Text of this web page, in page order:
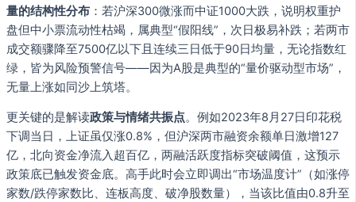
量的结构性分布 ：若沪深300微涨而中证1000大跌，说明权重护
盘但中小票流动性枯竭，属典型“假阳线”，次日极易补跌；若两市
成交额骤降至7500亿以下且连续三日低于90日均量，无论指数红
绿，皆为风险预警信号——因为A股是典型的“量价驱动型市场”，
无量上涨如同沙上筑塔。
更关键的是解读政策与情绪共振点。例如2023年8月27日印花税
下调当日，上证虽仅涨0.8%，但沪深两市融资余额单日激增127
亿，北向资金净流入超百亿，两融活跃度指标突破阈值，这预示
政策底已触发资金底。高手此时会立即调出“市场温度计”（如涨停
家数/跌停家数比、连板高度、破净股数量），当该比值由0.8升至